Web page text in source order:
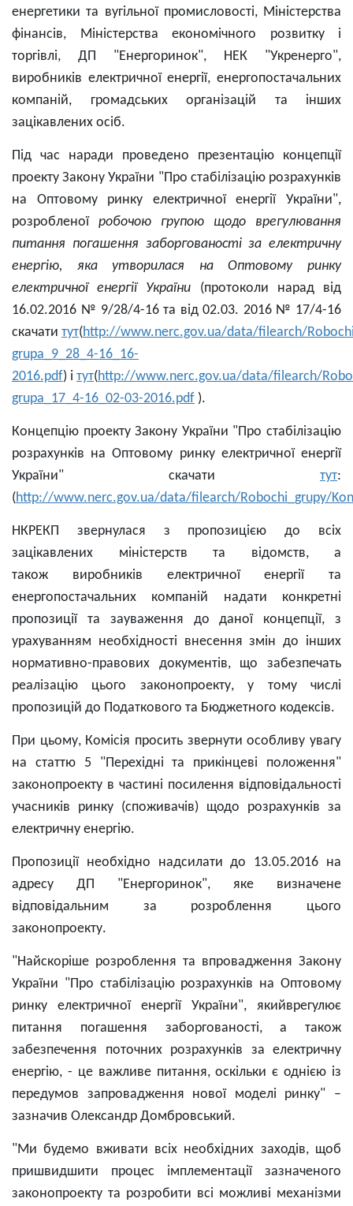
енергетики та вугільної промисловості, Міністерства
фінансів, Міністерства економічного розвитку і
торгівлі, ДП "Енергоринок", НЕК "Укренерго",
виробників електричної енергії, енергопостачальних
компаній, громадських організацій та інших
зацікавлених осіб.
Під час наради проведено презентацію концепції
проекту Закону України "Про стабілізацію розрахунків
на Оптовому ринку електричної енергії України",
розробленої робочою групою щодо врегулювання
питання погашення заборгованості за електричну
енергію, яка утворилася на Оптовому ринку
електричної енергії України (протоколи нарад від
16.02.2016 № 9/28/4-16 та від 02.03. 2016 № 17/4-16
скачати тут(http://www.nerc.gov.ua/data/filearch/
grupa_9_28_4-16_16-
2016.pdf) і тут(http://www.nerc.gov.ua/data/filearch/
grupa_17_4-16_02-03-2016.pdf ).
Концепцію проекту Закону України "Про стабілізацію
розрахунків на Оптовому ринку електричної енергії
України" скачати тут:
(http://www.nerc.gov.ua/data/filearch/Robochi_grupy/
НКРЕКП звернулася з пропозицією до всіх
зацікавлених міністерств та відомств, а
також виробників електричної енергії та
енергопостачальних компаній надати конкретні
пропозиції та зауваження до даної концепції, з
урахуванням необхідності внесення змін до інших
нормативно-правових документів, що забезпечать
реалізацію цього законопроекту, у тому числі
пропозицій до Податкового та Бюджетного кодексів.
При цьому, Комісія просить звернути особливу увагу
на статтю 5 "Перехідні та прикінцеві положення"
законопроекту в частині посилення відповідальності
учасників ринку (споживачів) щодо розрахунків за
електричну енергію.
Пропозиції необхідно надсилати до 13.05.2016 на
адресу ДП "Енергоринок", яке визначене
відповідальним за розроблення цього
законопроекту.
"Найскоріше розроблення та впровадження Закону
України "Про стабілізацію розрахунків на Оптовому
ринку електричної енергії України", якийврегулює
питання погашення заборгованості, а також
забезпечення поточних розрахунків за електричну
енергію, - це важливе питання, оскільки є однією із
передумов запровадження нової моделі ринку" –
зазначив Олександр Домбровський.
"Ми будемо вживати всіх необхідних заходів, щоб
пришвидшити процес імплементації зазначеного
законопроекту та розробити всі можливі механізми